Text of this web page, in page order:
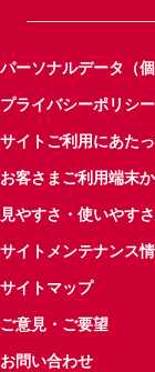
パーソナルデータ（
プライバシーポリシー
サイトご利用にあた
お客さまご利用端末
見やすさ・使いやす
サイトメンテナンス
サイトマップ
ご意見・ご要望
お問い合わせ